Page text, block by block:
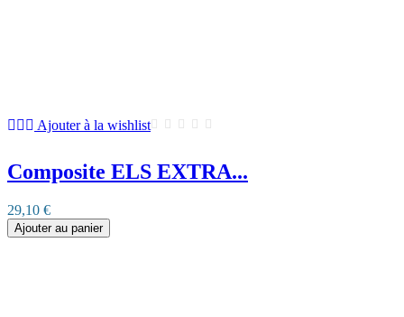
Ajouter à la wishlist
Composite ELS EXTRA...
29,10 €
Ajouter au panier